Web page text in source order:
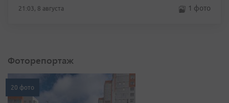
21:03, 8 августа 1 фото
Фоторепортаж
20 фото